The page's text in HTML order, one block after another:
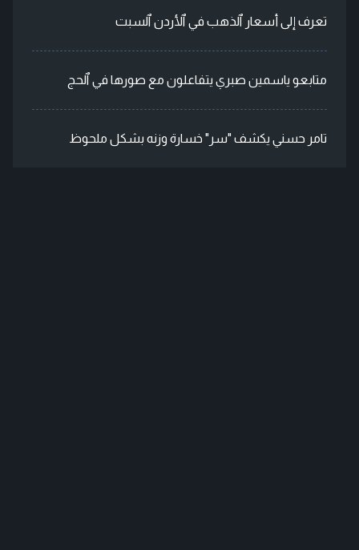
تعرف إلى أسعار ٱلذهب في ٱلأردن ٱلسبت
متابعو ياسمين صبري يتفاعلون مع صورها في ٱلحج
تامر حسني يكشف "سر" خسارة وزنه بشكل ملحوظ